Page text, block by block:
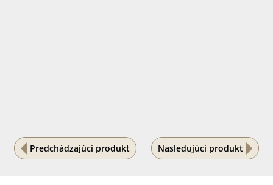
Predchádzajúci produkt Nasledujúci produkt